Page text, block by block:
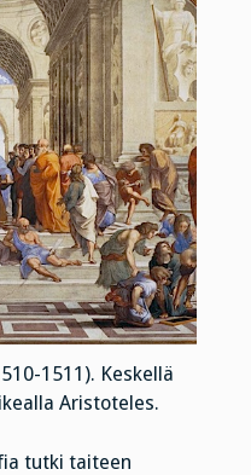
1511). Keskellä
Aristoteles.
tutki taiteen